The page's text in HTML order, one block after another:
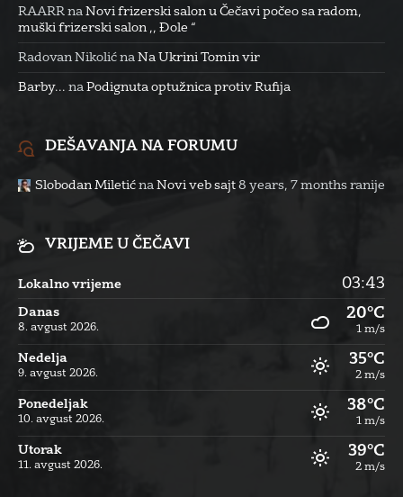
RAARR na Novi frizerski salon u Čečavi počeo sa radom,
muški frizerski salon ,, Đole “
Radovan Nikolić na Na Ukrini Tomin vir
Barby... na Podignuta optužnica protiv Rufija
DEŠAVANJA NA FORUMU
Slobodan Miletić na Novi veb sajt 8 years, 7 months ranije
VRIJEME U ČEČAVI
Lokalno vrijeme 03:43
Danas
8. avgust 2026.
20°C
1 m/s
Nedelja
9. avgust 2026.
35°C
2 m/s
Ponedeljak
10. avgust 2026.
38°C
1 m/s
Utorak
11. avgust 2026.
39°C
2 m/s